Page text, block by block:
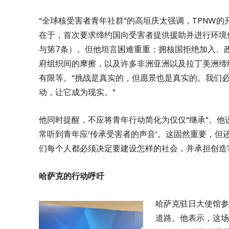
“全球核受害者青年社群”的高垣庆太强调，TPNW的
在于，首次要求缔约国向受害者提供援助并进行环
与第7条）。但他坦言困难重重：拥核国拒绝加入、
府组织间的摩擦，以及许多非洲亚洲以及拉丁美洲
有限等。“挑战是真实的，但愿景也是真实的。我们
动，让它成为现实。”
他同时提醒，不应将青年行动简化为仅仅“继承”。他
常听到青年应‘传承受害者的声音’。这固然重要，但
们每个人都必须决定要建设怎样的社会，并承担创造
哈萨克的行动呼吁
哈萨克驻日大使馆
道路。他表示，这